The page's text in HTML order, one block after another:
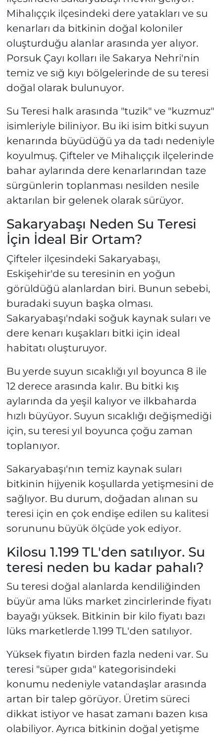
Mihalıççık ilçesindeki dere yatakları ve su
kenarları da bitkinin doğal koloniler
oluşturduğu alanlar arasında yer alıyor.
Porsuk Çayı kolları ile Sakarya Nehri'nin
temiz ve sığ kıyı bölgelerinde de su teresi
doğal olarak bulunuyor.
Su Teresi halk arasında "tuzik" ve "kuzmuz"
isimleriyle biliniyor. Bu iki isim bitki suyun
kenarında büyüdüğü ya da tadı nedeniyle
koyulmuş. Çifteler ve Mihalıççık ilçelerinde
bahar aylarında dere kenarlarından taze
sürgünlerin toplanması nesilden nesile
aktarılan bir gelenek olarak sürüyor.
Sakaryabaşı Neden Su Teresi
İçin İdeal Bir Ortam?
Çifteler ilçesindeki Sakaryabaşı,
Eskişehir'de su teresinin en yoğun
görüldüğü alanlardan biri. Bunun sebebi,
buradaki suyun başka olması.
Sakaryabaşı'ndaki soğuk kaynak suları ve
dere kenarı kuşakları bitki için ideal
habitatı oluşturuyor.
Bu yerde suyun sıcaklığı yıl boyunca 8 ile
12 derece arasında kalır. Bu bitki kış
aylarında da yeşil kalıyor ve ilkbaharda
hızlı büyüyor. Suyun sıcaklığı değişmediği
için, su teresi yıl boyunca çoğu zaman
toplanıyor.
Sakaryabaşı'nın temiz kaynak suları
bitkinin hijyenik koşullarda yetişmesini de
sağlıyor. Bu durum, doğadan alınan su
teresi için en çok endişe edilen su kalitesi
sorununu büyük ölçüde yok ediyor.
Kilosu 1.199 TL'den satılıyor. Su
teresi neden bu kadar pahalı?
Su teresi doğal alanlarda kendiliğinden
büyür ama lüks market zincirlerinde fiyatı
bayağı yüksek. Bitkinin bir kilo fiyatı bazı
lüks marketlerde 1.199 TL'den satılıyor.
Yüksek fiyatın birden fazla nedeni var. Su
teresi "süper gıda" kategorisindeki
konumu nedeniyle vatandaşlar arasında
artan bir talep görüyor. Üretim süreci
dikkat istiyor ve hasat zamanı bazen kısa
olabiliyor. Ayrıca bitkinin doğal yetişme